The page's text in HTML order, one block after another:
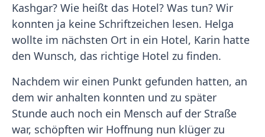
Kashgar? Wie heißt das Hotel? Was tun? Wir
konnten ja keine Schriftzeichen lesen. Helga
wollte im nächsten Ort in ein Hotel, Karin hatte
den Wunsch, das richtige Hotel zu finden.
Nachdem wir einen Punkt gefunden hatten, an
dem wir anhalten konnten und zu später
Stunde auch noch ein Mensch auf der Straße
war, schöpften wir Hoffnung nun klüger zu